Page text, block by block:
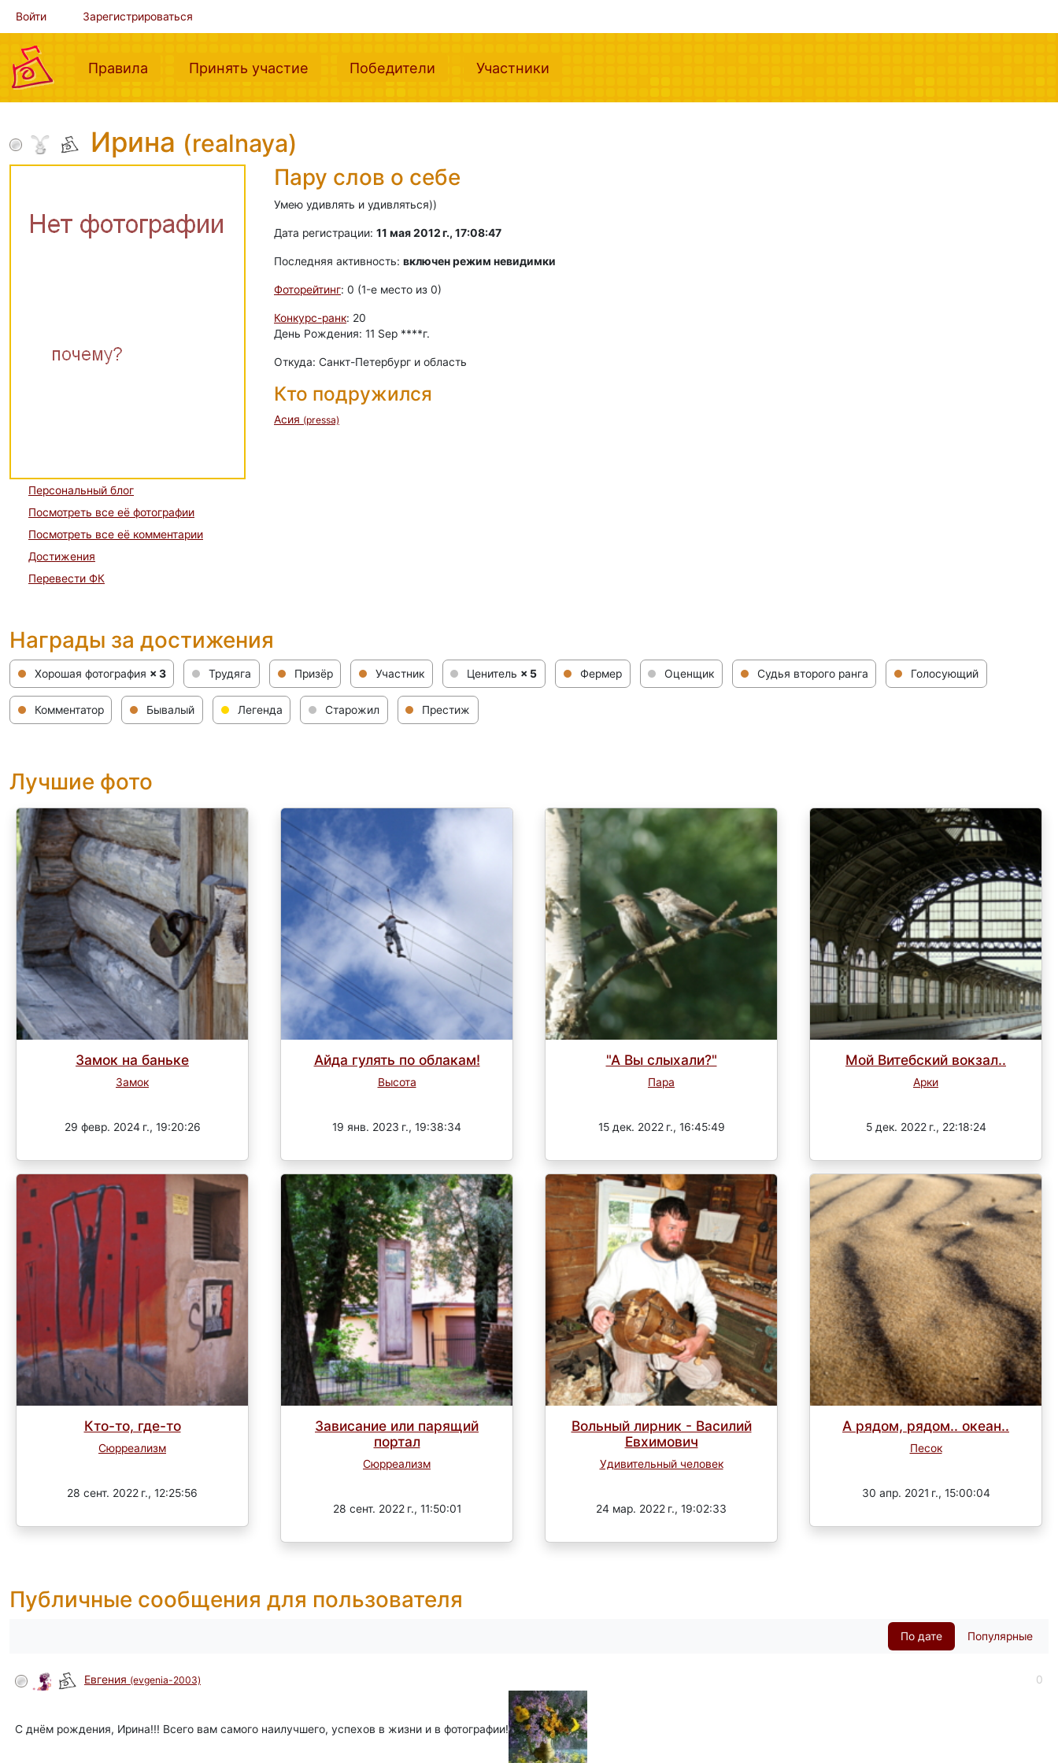
Войти Зарегистрироваться
Правила (current)Принять участие (current)Победители (current)Участники
Ирина (realnaya)
Персональный блог
Посмотреть все её фотографии
Посмотреть все её комментарии
Достижения
Перевести ФК
Пару слов о себе
Умею удивлять и удивляться))
Дата регистрации: 11 мая 2012 г., 17:08:47
Последняя активность: включен режим невидимки
Фоторейтинг: 0 (1-e место из 0)
Конкурс-ранк: 20
День Рождения: 11 Sep ****г.
Откуда: Санкт-Петербург и область
Кто подружился
Асия (pressa)
Награды за достижения
Хорошая фотография × 3 Трудяга Призёр Участник Ценитель × 5 Фермер Оценщик Судья второго ранга Голосующий
Комментатор Бывалый Легенда Старожил Престиж
Лучшие фото
Замок на баньке
Замок
29 февр. 2024 г., 19:20:26
Айда гулять по облакам!
Высота
19 янв. 2023 г., 19:38:34
"А Вы слыхали?"
Пара
15 дек. 2022 г., 16:45:49
Мой Витебский вокзал..
Арки
5 дек. 2022 г., 22:18:24
Кто-то, где-то
Сюрреализм
28 сент. 2022 г., 12:25:56
Зависание или парящий
портал
Сюрреализм
28 сент. 2022 г., 11:50:01
Вольный лирник - Василий
Евхимович
Удивительный человек
24 мар. 2022 г., 19:02:33
А рядом, рядом.. океан..
Песок
30 апр. 2021 г., 15:00:04
Публичные сообщения для пользователя
По дате Популярные
Евгения (evgenia-2003) 0
С днём рождения, Ирина!!! Всего вам самого наилучшего, успехов в жизни и в фотографии!